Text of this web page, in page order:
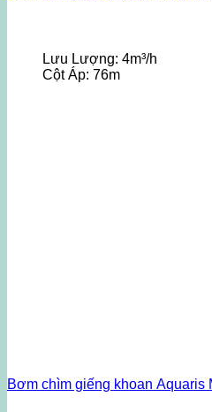
Lưu Lượng: 4m³/h
Cột Áp: 76m
Bơm chìm giếng khoan Aquaris